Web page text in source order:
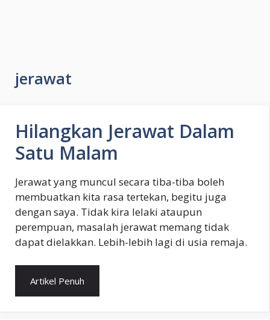
jerawat
Hilangkan Jerawat Dalam
Satu Malam
Jerawat yang muncul secara tiba-tiba boleh
membuatkan kita rasa tertekan, begitu juga
dengan saya. Tidak kira lelaki ataupun
perempuan, masalah jerawat memang tidak
dapat dielakkan. Lebih-lebih lagi di usia remaja.
Artikel Penuh